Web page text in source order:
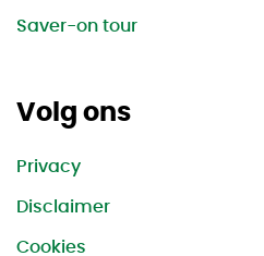
Saver-on tour
Volg ons
Privacy
Disclaimer
Cookies